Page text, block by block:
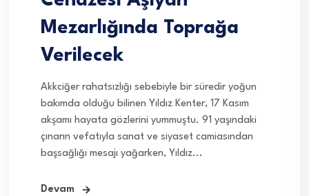
Mezarlığında Toprağa
Verilecek
Akkciğer rahatsızlığı sebebiyle bir süredir yoğun
bakımda olduğu bilinen Yıldız Kenter, 17 Kasım
akşamı hayata gözlerini yummuştu. 91 yaşındaki
çınarın vefatıyla sanat ve siyaset camiasından
başsağlığı mesajı yağarken, Yıldız...
Devam